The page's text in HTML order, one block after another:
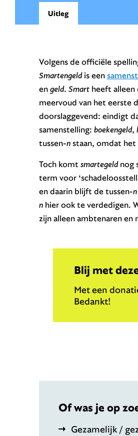
Uitleg
Volgens de officiële
Smartengeldis een
engeld. Smartheeft alleen
meervoud van het eerste
doorslaggevend: eindigt
samenstelling: boekengeld,
tussen-nstaan, omdat het
Toch komt smartegeldnog
term voor
en daarin blijft de tussen-n
nhier ook te verdedigen.
zijn alleen ambtenaren en
Blij met
Met een
Bedankt!
Of was je op
Gezamelijk /